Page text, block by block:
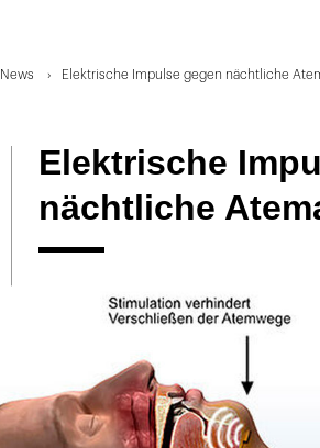
News Elektrische Impulse gegen nächtliche
Elektrische
nächtliche